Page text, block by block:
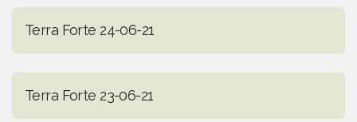
Terra Forte 24-06-21
Terra Forte 23-06-21